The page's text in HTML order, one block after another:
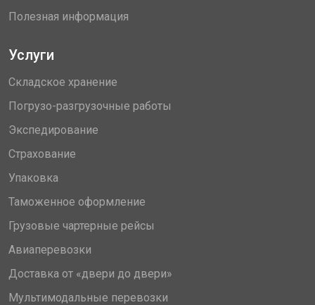
Полезная информация
Услуги
Складское хранение
Погрузо-разгрузочные работы
Экспедирование
Страхование
Упаковка
Таможенное оформление
Грузовые чартерные рейсы
Авиаперевозки
Доставка от «двери до двери»
Мультимодальные перевозки